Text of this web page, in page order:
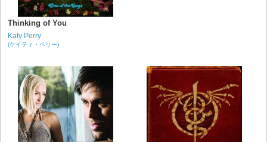
Thinking of You
Katy Perry
(ケイティ・ペリー)